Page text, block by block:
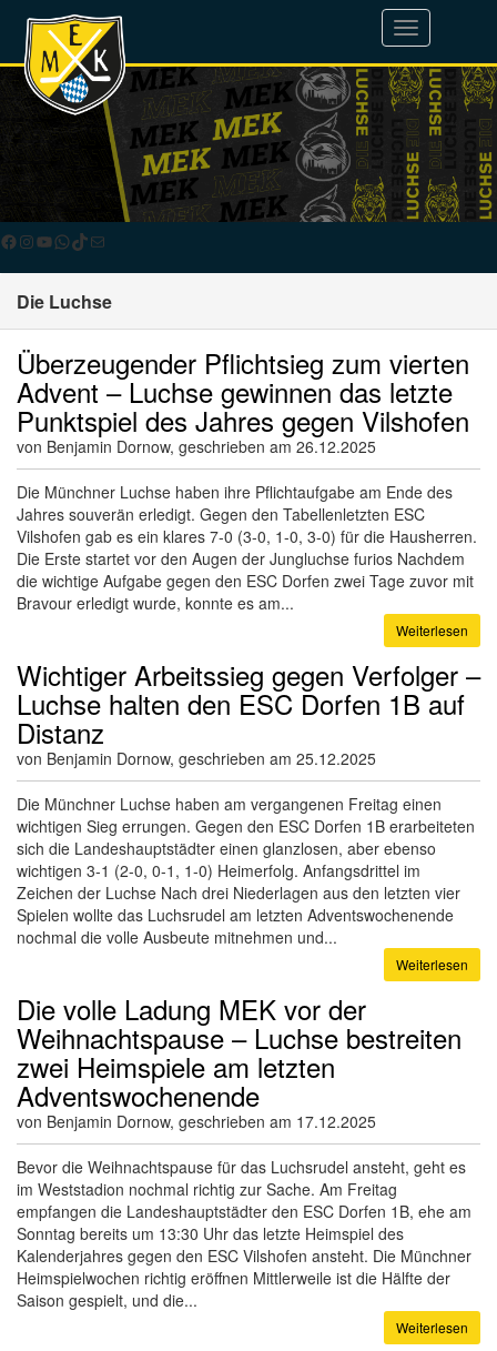
Toggle
navigation
Facebook
Instagram
YouTube
WhatsApp
TikTok
E-Mail
Die Luchse
Überzeugender Pflichtsieg zum vierten
Advent – Luchse gewinnen das letzte
Punktspiel des Jahres gegen Vilshofen
von Benjamin Dornow, geschrieben am 26.12.2025
Die Münchner Luchse haben ihre Pflichtaufgabe am Ende des
Jahres souverän erledigt. Gegen den Tabellenletzten ESC
Vilshofen gab es ein klares 7-0 (3-0, 1-0, 3-0) für die Hausherren.
Die Erste startet vor den Augen der Jungluchse furios Nachdem
die wichtige Aufgabe gegen den ESC Dorfen zwei Tage zuvor mit
Bravour erledigt wurde, konnte es am...
Weiterlesen
Wichtiger Arbeitssieg gegen Verfolger –
Luchse halten den ESC Dorfen 1B auf
Distanz
von Benjamin Dornow, geschrieben am 25.12.2025
Die Münchner Luchse haben am vergangenen Freitag einen
wichtigen Sieg errungen. Gegen den ESC Dorfen 1B erarbeiteten
sich die Landeshauptstädter einen glanzlosen, aber ebenso
wichtigen 3-1 (2-0, 0-1, 1-0) Heimerfolg. Anfangsdrittel im
Zeichen der Luchse Nach drei Niederlagen aus den letzten vier
Spielen wollte das Luchsrudel am letzten Adventswochenende
nochmal die volle Ausbeute mitnehmen und...
Weiterlesen
Die volle Ladung MEK vor der
Weihnachtspause – Luchse bestreiten
zwei Heimspiele am letzten
Adventswochenende
von Benjamin Dornow, geschrieben am 17.12.2025
Bevor die Weihnachtspause für das Luchsrudel ansteht, geht es
im Weststadion nochmal richtig zur Sache. Am Freitag
empfangen die Landeshauptstädter den ESC Dorfen 1B, ehe am
Sonntag bereits um 13:30 Uhr das letzte Heimspiel des
Kalenderjahres gegen den ESC Vilshofen ansteht. Die Münchner
Heimspielwochen richtig eröffnen Mittlerweile ist die Hälfte der
Saison gespielt, und die...
Weiterlesen